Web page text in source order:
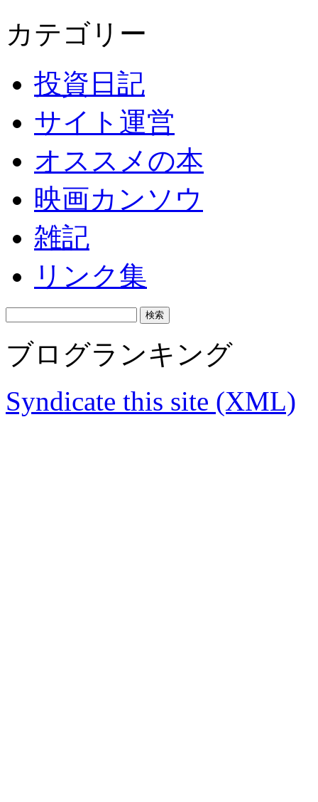
カテゴリー
投資日記
サイト運営
オススメの本
映画カンソウ
雑記
リンク集
ブログランキング
Syndicate this site (XML)